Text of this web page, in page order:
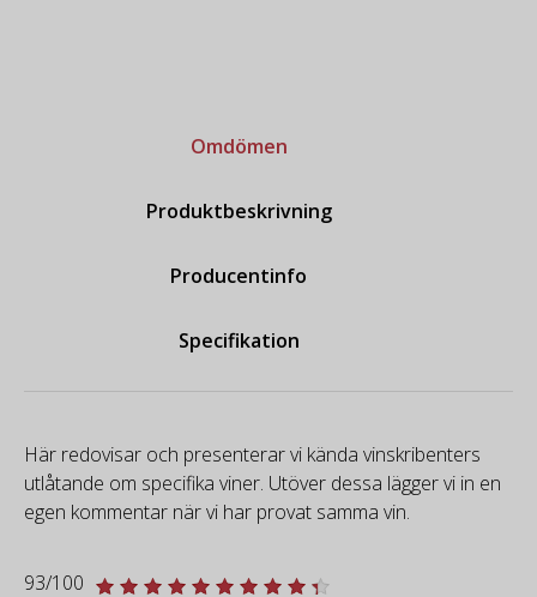
Omdömen
Produktbeskrivning
Producentinfo
Specifikation
Här redovisar och presenterar vi kända vinskribenters
utlåtande om specifika viner. Utöver dessa lägger vi in en
egen kommentar när vi har provat samma vin.
93/100